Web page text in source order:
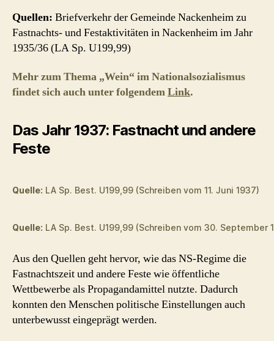
Quellen: Briefverkehr der Gemeinde Nackenheim zu
Fastnachts- und Festaktivitäten in Nackenheim im Jahr
1935/36 (LA Sp. U199,99)
Mehr zum Thema „Wein“ im Nationalsozialismus
findet sich auch unter folgendemLink.
Das Jahr 1937: Fastnacht und andere
Feste
Quelle: LA Sp. Best. U199,99 (Schreiben vom 11. Juni 1937)
Quelle: LA Sp. Best. U199,99 (Schreiben vom 30. September
Aus den Quellen geht hervor, wie das NS-Regime die
Fastnachtszeit und andere Feste wie öffentliche
Wettbewerbe als Propagandamittel nutzte. Dadurch
konnten den Menschen politische Einstellungen auch
unterbewusst eingeprägt werden.